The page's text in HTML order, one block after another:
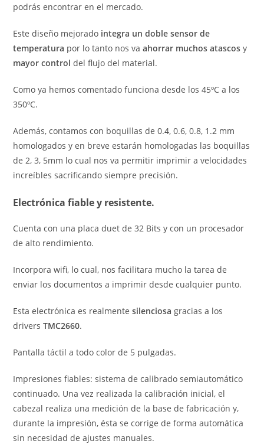
podrás encontrar en el mercado.
Este diseño mejorado integra un doble sensor de
temperatura por lo tanto nos va ahorrar muchos atascos y
mayor control del flujo del material.
Como ya hemos comentado funciona desde los 45ºC a los
350ºC.
Además, contamos con boquillas de 0.4, 0.6, 0.8, 1.2 mm
homologados y en breve estarán homologadas las boquillas
de 2, 3, 5mm lo cual nos va permitir imprimir a velocidades
increíbles sacrificando siempre precisión.
Electrónica fiable y resistente.
Cuenta con una placa duet de 32 Bits y con un procesador
de alto rendimiento.
Incorpora wifi, lo cual, nos facilitara mucho la tarea de
enviar los documentos a imprimir desde cualquier punto.
Esta electrónica es realmentesilenciosa gracias a los
driversTMC2660.
Pantalla táctil a todo color de 5 pulgadas.
Impresiones fiables: sistema de calibrado semiautomático
continuado. Una vez realizada la calibración inicial, el
cabezal realiza una medición de la base de fabricación y,
durante la impresión, ésta se corrige de forma automática
sin necesidad de ajustes manuales.